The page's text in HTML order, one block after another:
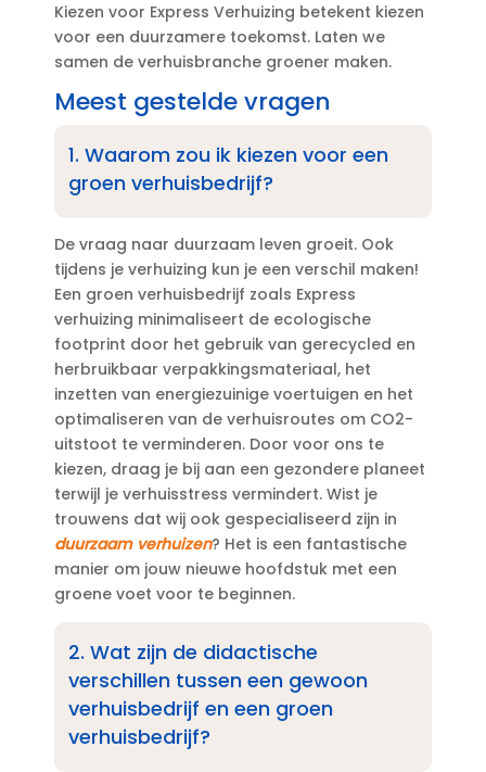
Kiezen voor Express Verhuizing betekent kiezen
voor een duurzamere toekomst.​ Laten we
samen de verhuisbranche groener maken.​
Meest gestelde vragen
1.​ Waarom zou ik kiezen voor een
groen verhuisbedrijf?
De vraag naar duurzaam leven groeit.​ Ook
tijdens je verhuizing kun je een verschil maken!
Een groen verhuisbedrijf zoals Express
verhuizing minimaliseert de ecologische
footprint door het gebruik van gerecycled en
herbruikbaar verpakkingsmateriaal, het
inzetten van energiezuinige voertuigen en het
optimaliseren van de verhuisroutes om CO2-
uitstoot te verminderen.​ Door voor ons te
kiezen, draag je bij aan een gezondere planeet
terwijl je verhuisstress vermindert.​ Wist je
trouwens dat wij ook gespecialiseerd zijn in
duurzaam verhuizen? Het is een fantastische
manier om jouw nieuwe hoofdstuk met een
groene voet voor te beginnen.​
2.​ Wat zijn de didactische
verschillen tussen een gewoon
verhuisbedrijf en een groen
verhuisbedrijf?